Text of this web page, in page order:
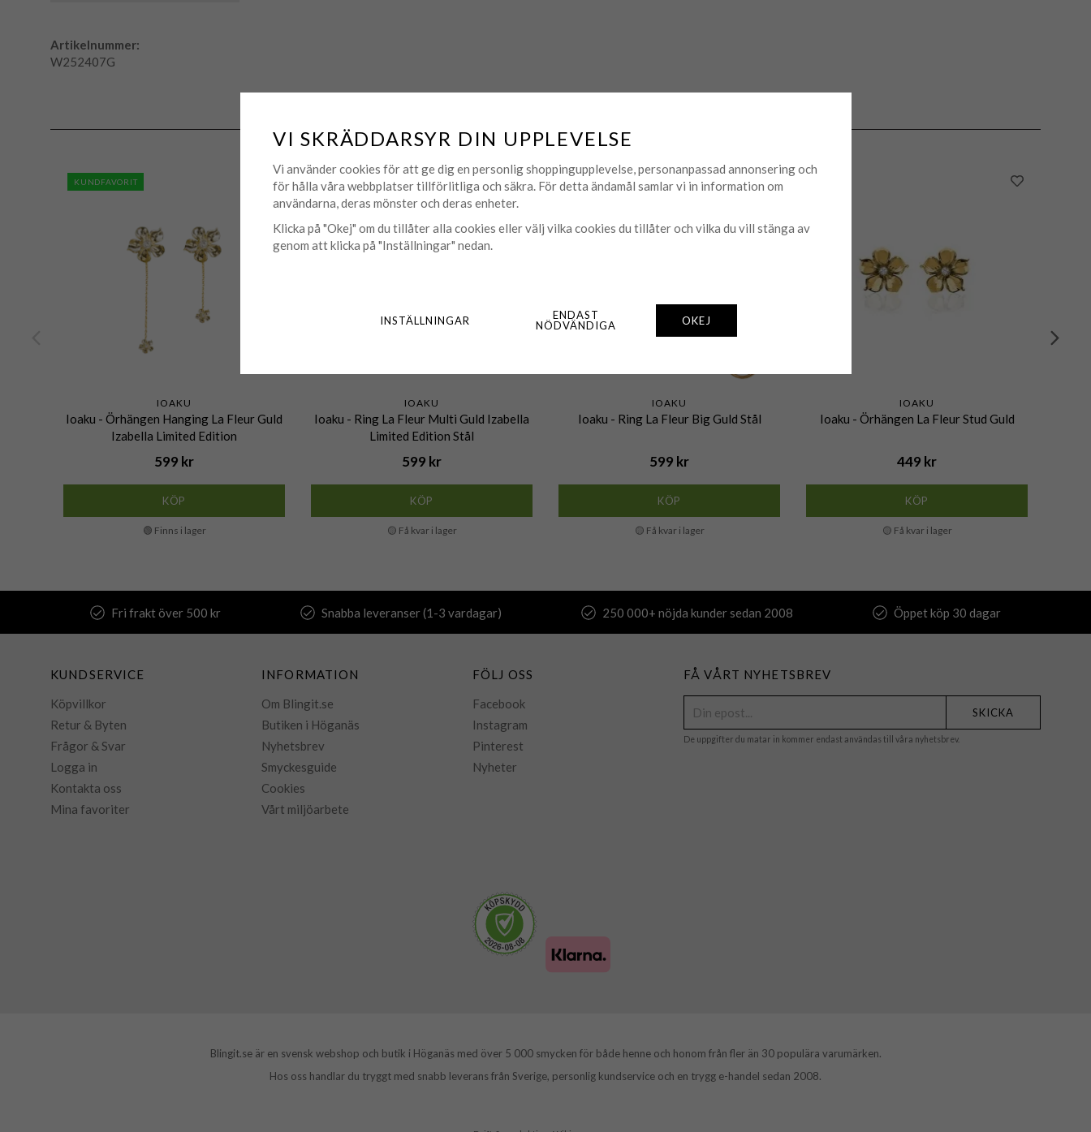
Artikelnummer:
W252407G
MATCHA MED
KUNDFAVORIT
IOAKU
Ioaku - Örhängen Hanging La Fleur Guld
Izabella Limited Edition
599 kr
KÖP
🟢 Finns i lager
IOAKU
Ioaku - Ring La Fleur Multi Guld Izabella
Limited Edition Stål
599 kr
KÖP
🟡 Få kvar i lager
IOAKU
Ioaku - Ring La Fleur Big Guld Stål
599 kr
KÖP
🟡 Få kvar i lager
IOAKU
Ioaku - Örhängen La Fleur Stud Guld
449 kr
KÖP
🟡 Få kvar i lager
Fri frakt över 500 kr Snabba leveranser (1-3 vardagar) 250 000+ nöjda kunder sedan 2008 Öppet köp 30 dagar
KUNDSERVICE
Köpvillkor
Retur & Byten
Frågor & Svar
Logga in
Kontakta oss
Mina favoriter
INFORMATION
Om Blingit.se
Butiken i Höganäs
Nyhetsbrev
Smyckesguide
Cookies
Vårt miljöarbete
FÖLJ OSS
Facebook
Instagram
Pinterest
Nyheter
FÅ VÅRT NYHETSBREV
SKICKA
De uppgifter du matar in kommer endast användas till våra nyhetsbrev.
Blingit.se är en svensk webshop och butik i Höganäs med över 5 000 smycken för både henne och honom från fler än 30 populära varumärken.
Hos oss handlar du tryggt med snabb leverans från Sverige, personlig kundservice och en trygg e-handel sedan 2008.
VI SKRÄDDARSYR DIN UPPLEVELSE
Vi använder cookies för att ge dig en personlig shoppingupplevelse, personanpassad annonsering och
för hålla våra webbplatser tillförlitliga och säkra. För detta ändamål samlar vi in information om
användarna, deras mönster och deras enheter.
Klicka på "Okej" om du tillåter alla cookies eller välj vilka cookies du tillåter och vilka du vill stänga av
genom att klicka på "Inställningar" nedan.
INSTÄLLNINGAR
ENDAST
NÖDVÄNDIGA
OKEJ